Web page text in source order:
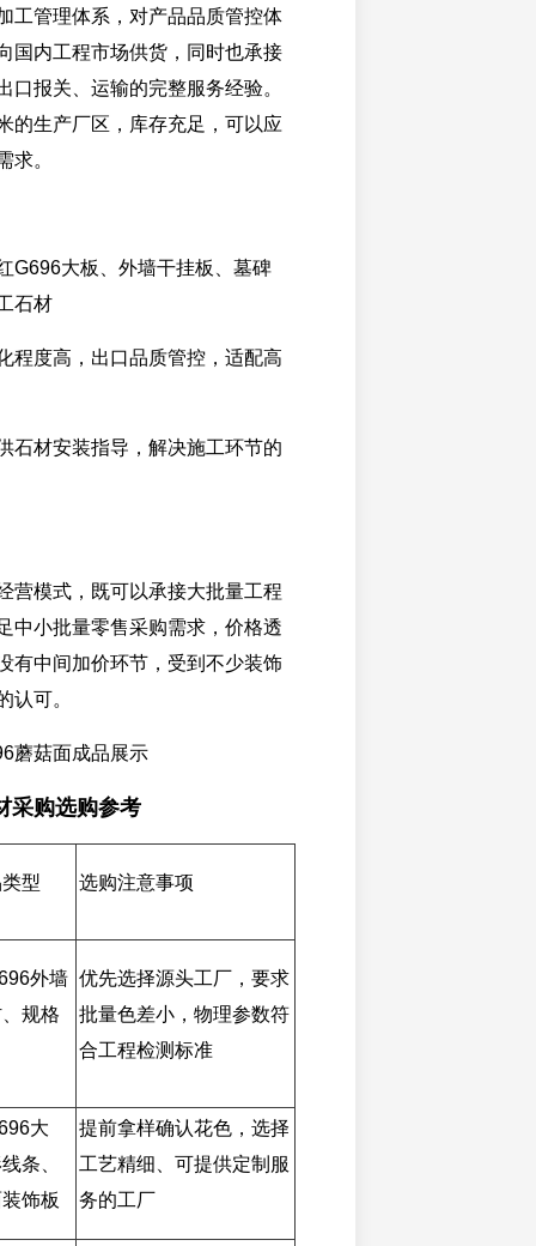
工管理体系，对产品品质管控体
国内工程市场供货，同时也承接
口报关、运输的完整服务经验。
的生产厂区，库存充足，可以应
求。
G696大板、外墙干挂板、墓碑
石材
程度高，出口品质管控，适配高
石材安装指导，解决施工环节的
营模式，既可以承接大批量工程
中小批量零售采购需求，价格透
有中间加价环节，受到不少装饰
认可。
蘑菇面成品展示
采购选购参考
型 选购注意事项
外墙
规格
优先选择源头工厂，要求
批量色差小，物理参数符
合工程检测标准
大
条、
饰板
提前拿样确认花色，选择
工艺精细、可提供定制服
务的工厂